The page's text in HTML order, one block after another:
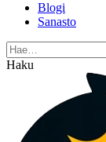
Blogi
Sanasto
Haku